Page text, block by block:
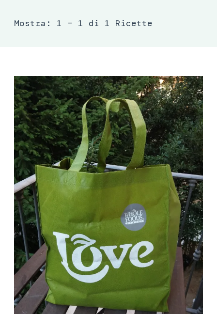
Mostra: 1 – 1 di 1 Ricette